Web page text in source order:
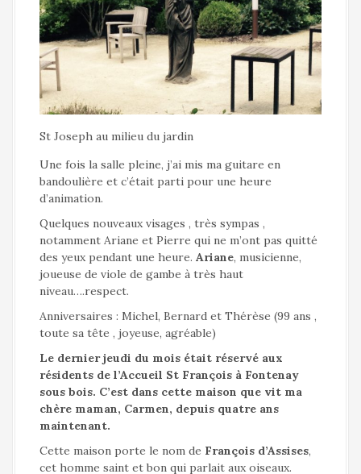
St Joseph au milieu du jardin
Une fois la salle pleine, j’ai mis ma guitare en
bandoulière et c’était parti pour une heure
d’animation.
Quelques nouveaux visages , très sympas ,
notamment Ariane et Pierre qui ne m’ont pas quitté
des yeux pendant une heure. Ariane, musicienne,
joueuse de viole de gambe à très haut
niveau….respect.
Anniversaires : Michel, Bernard et Thérèse (99 ans ,
toute sa tête , joyeuse, agréable)
Le dernier jeudi du mois était réservé aux
résidents de l’Accueil St François à Fontenay
sous bois. C’est dans cette maison que vit ma
chère maman, Carmen, depuis quatre ans
maintenant.
Cette maison porte le nom de François d’Assises,
cet homme saint et bon qui parlait aux oiseaux.